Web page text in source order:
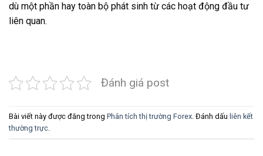
dù một phần hay toàn bộ phát sinh từ các hoạt động đầu tư
liên quan.
Đánh giá post
Bài viết này được đăng trong Phân tích thị trường Forex . Đánh dấu liên kết
thường trực